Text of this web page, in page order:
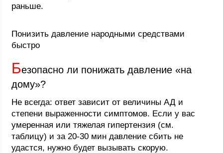
раньше.
Понизить давление народными средствами
быстро
Безопасно ли понижать давление «на
дому»?
Не всегда: ответ зависит от величины АД и
степени выраженности симптомов. Если у вас
умеренная или тяжелая гипертензия (см.
таблицу) и за 20-30 мин давление сбить не
удастся, нужно будет вызывать скорую.